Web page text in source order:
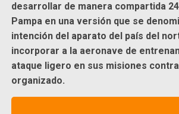
desarrollar de manera compartida
Pampa en una versión que se
intención del aparato del país del
incorporar a la aeronave de
ataque ligero en sus misiones
organizado.